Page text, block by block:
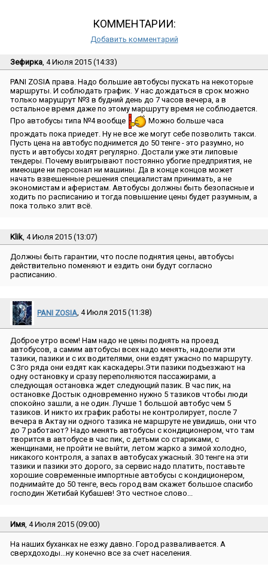
КОММЕНТАРИИ:
Добавить комментарий
Зефирка, 4 Июля 2015 (14:33)
PANI ZOSIA права. Надо большие автобусы пускать на некоторые
маршруты. И соблюдать график. У нас дождаться в срок можно
только марушрут №3 в будний день до 7 часов вечера, а в
остальное время даже по этому маршруту время не соблюдается.
Про автобусы типа №4 вообще
Можно больше часа
прождать пока приедет. Ну не все же могут себе позволить такси.
Пусть цена на автобус поднимется до 50 тенге - это разумно, но
пусть и автобусы ходят регулярно. Достали уже эти липовые
тендеры. Почему выигрывают постоянно убогие предприятия, не
имеющие ни персонал ни машины. Да в конце концов может
начать взвешенные решения специалистам принимать, а не
экономистам и аферистам. Автобусы должны быть безопасные и
ходить по расписанию и тогда повышение цены будет разумным, а
пока только злит всё.
Klik, 4 Июля 2015 (13:07)
Должны быть гарантии, что после поднятия цены, автобусы
действительно поменяют и ездить они будут согласно
расписанию.
PANI ZOSIA, 4 Июля 2015 (11:38)
Доброе утро всем! Нам надо не цены поднять на проезд
автобусов, а самим автобусы всех надо менять, надоели эти
тазики, пазики и с их водителями, они ездят ужасно по маршруту.
С 3го ряда они ездят как каскадеры.Эти пазики подъезжают на
одну остановку и сразу переполняются пассажирами, а
следующая остановка ждет следующий пазик. В час пик, на
остановке Достык одновременно нужно 5 тазиков чтобы люди
спокойно зашли, а не один. Лучше 1 большой автобус чем 5
тазиков. И никто их график работы не контролирует, после 7
вечера в Актау ни одного тазика не маршруте не увидишь, они что
до 7 работают? Надо менять автобусы с кондиционером, что там
творится в автобусе в час пик, с детьми со стариками, с
женщинами, не пройти не выйти, летом жарко а зимой холодно,
никакого контроля, а запах в автобусах ужасный. 30 тенге на эти
тазики и пазики это дорого, за сервис надо платить, поставьте
хорошие современные импортные автобусы с кондиционером,
поднимайте до 50 тенге, весь город вам скажет большое спасибо
господин Жетибай Кубашев! Это честное слово...
Имя, 4 Июля 2015 (09:00)
На наших буханках не езжу давно. Город разваливается. А
сверхдоходы...ну конечно все за счет населения.